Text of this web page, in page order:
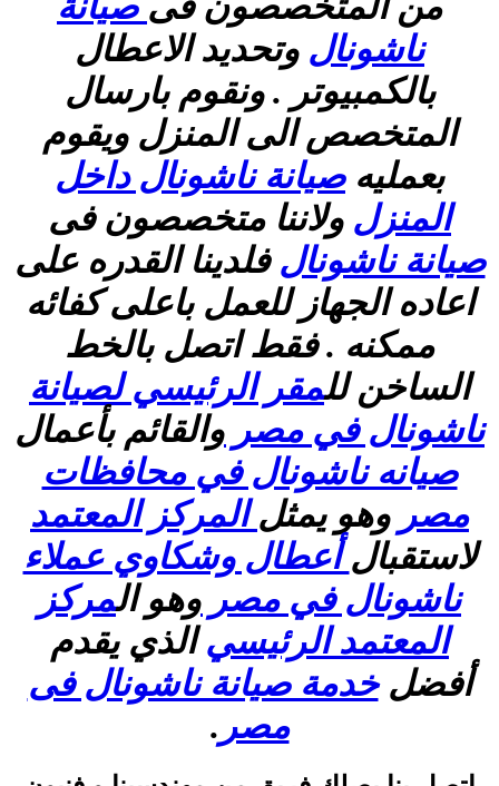
ناشونال وتحديد الاعطال
بالكمبيوتر . ونقوم بارسال
المتخصص الى المنزل ويقوم
بعمليهصيانة ناشونال داخل
المنزل ولاننا متخصصون فى
صيانة ناشونال فلدينا القدره على
اعاده الجهاز للعمل باعلى كفائه
ممكنه . فقط اتصل بالخط
الساخن للمقر الرئيسي لصيانة
ناشونال في مصروالقائم بأعمال
صيانه ناشونال في محافظات
مصر وهو يمثلالمركز المعتمد
لاستقبالأعطال وشكاوي عملاء
ناشونال في مصروهو المركز
المعتمد الرئيسيالذي يقدم
أفضلخدمة صيانة ناشونال فى
مصر .